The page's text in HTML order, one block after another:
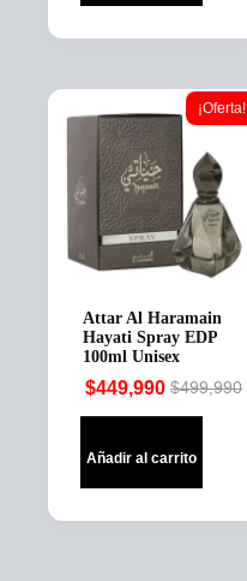
¡Oferta!
Attar Al Haramain
Hayati Spray EDP
100ml Unisex
$499,990
Original
was:
$449,990
Current
is:
Añadir al carrito